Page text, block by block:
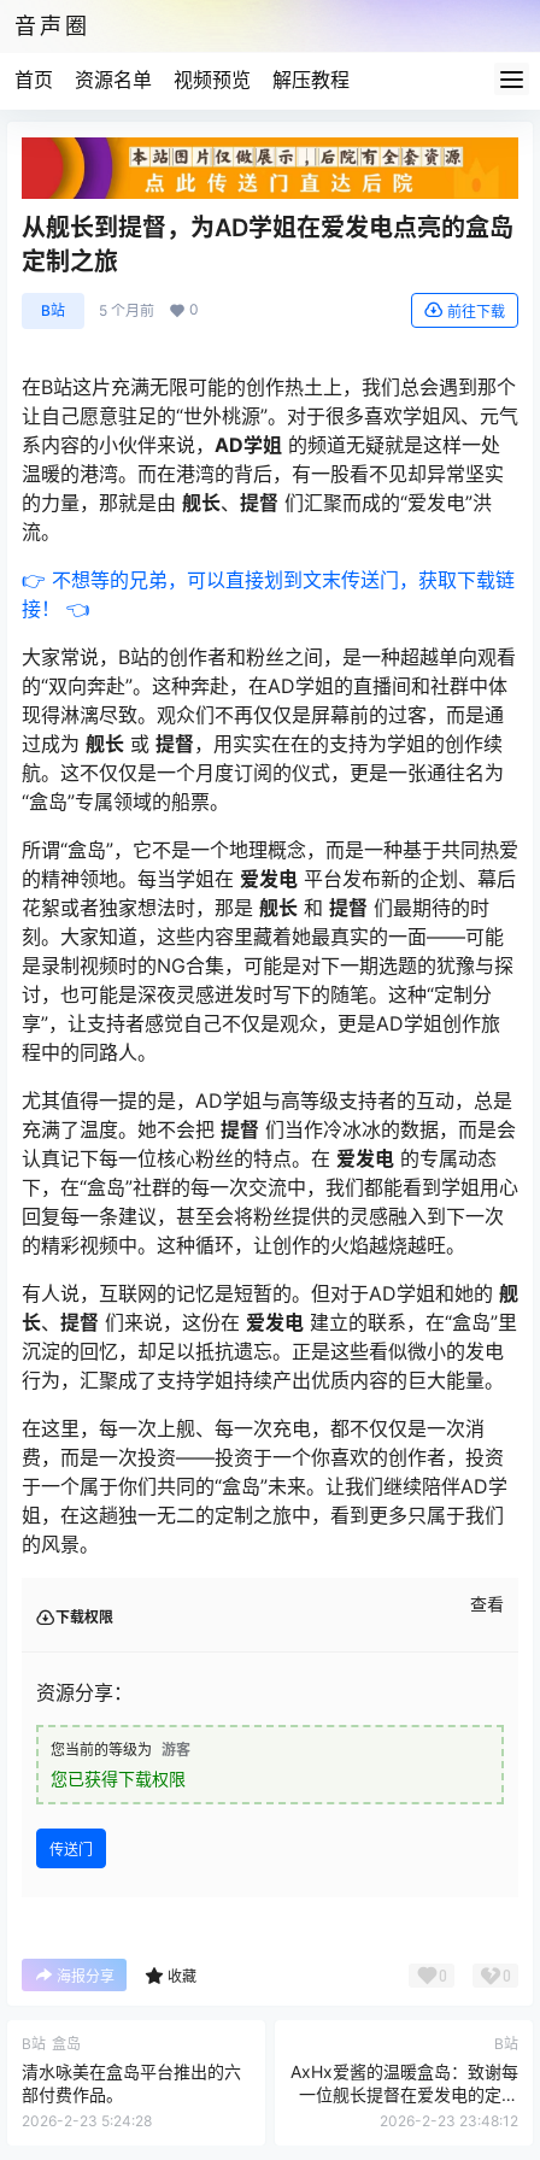
音声圈
首页 资源名单 视频预览 解压教程
从舰长到提督，为AD学姐在爱发电点亮的盒岛
定制之旅
B站 5 个月前 0 前往下载
在B站这片充满无限可能的创作热土上，我们总会遇到那个
让自己愿意驻足的“世外桃源”。对于很多喜欢学姐风、元气
系内容的小伙伴来说， AD学姐 的频道无疑就是这样一处
温暖的港湾。而在港湾的背后，有一股看不见却异常坚实
的力量，那就是由 舰长、 提督 们汇聚而成的“爱发电”洪
流。
👉 不想等的兄弟，可以直接划到文末传送门，获取下载链
接！ 👈
大家常说，B站的创作者和粉丝之间，是一种超越单向观看
的“双向奔赴”。这种奔赴，在AD学姐的直播间和社群中体
现得淋漓尽致。观众们不再仅仅是屏幕前的过客，而是通
过成为 舰长 或 提督，用实实在在的支持为学姐的创作续
航。这不仅仅是一个月度订阅的仪式，更是一张通往名为
“盒岛”专属领域的船票。
所谓“盒岛”，它不是一个地理概念，而是一种基于共同热爱
的精神领地。每当学姐在 爱发电 平台发布新的企划、幕后
花絮或者独家想法时，那是 舰长 和 提督 们最期待的时
刻。大家知道，这些内容里藏着她最真实的一面——可能
是录制视频时的NG合集，可能是对下一期选题的犹豫与探
讨，也可能是深夜灵感迸发时写下的随笔。这种“定制分
享”，让支持者感觉自己不仅是观众，更是AD学姐创作旅
程中的同路人。
尤其值得一提的是，AD学姐与高等级支持者的互动，总是
充满了温度。她不会把 提督 们当作冷冰冰的数据，而是会
认真记下每一位核心粉丝的特点。在 爱发电 的专属动态
下，在“盒岛”社群的每一次交流中，我们都能看到学姐用心
回复每一条建议，甚至会将粉丝提供的灵感融入到下一次
的精彩视频中。这种循环，让创作的火焰越烧越旺。
有人说，互联网的记忆是短暂的。但对于AD学姐和她的 舰
长、 提督 们来说，这份在 爱发电 建立的联系，在“盒岛”里
沉淀的回忆，却足以抵抗遗忘。正是这些看似微小的发电
行为，汇聚成了支持学姐持续产出优质内容的巨大能量。
在这里，每一次上舰、每一次充电，都不仅仅是一次消
费，而是一次投资——投资于一个你喜欢的创作者，投资
于一个属于你们共同的“盒岛”未来。让我们继续陪伴AD学
姐，在这趟独一无二的定制之旅中，看到更多只属于我们
的风景。
下载权限
查看
资源分享：
您当前的等级为 游客
您已获得下载权限
传送门
海报分享 收藏 0 0
B站 盒岛
清水咏美在盒岛平台推出的六
部付费作品。
2026-2-23 5:24:28
B站
AxHx爱酱的温暖盒岛：致谢每
一位舰长提督在爱发电的定制
守护
2026-2-23 23:48:12